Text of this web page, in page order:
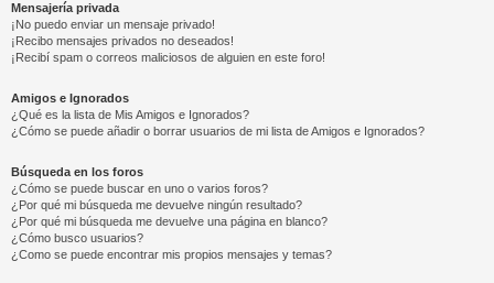
Mensajería privada
¡No puedo enviar un mensaje privado!
¡Recibo mensajes privados no deseados!
¡Recibí spam o correos maliciosos de alguien en este foro!
Amigos e Ignorados
¿Qué es la lista de Mis Amigos e Ignorados?
¿Cómo se puede añadir o borrar usuarios de mi lista de Amigos e Ignorados?
Búsqueda en los foros
¿Cómo se puede buscar en uno o varios foros?
¿Por qué mi búsqueda me devuelve ningún resultado?
¿Por qué mi búsqueda me devuelve una página en blanco?
¿Cómo busco usuarios?
¿Como se puede encontrar mis propios mensajes y temas?